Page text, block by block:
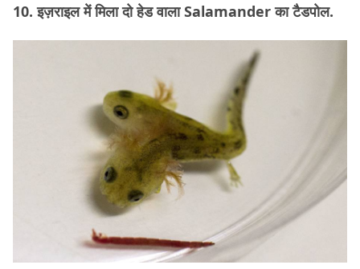
10. इज़राइल में मिला दो हेड वाला Salamander का टैडपोल.